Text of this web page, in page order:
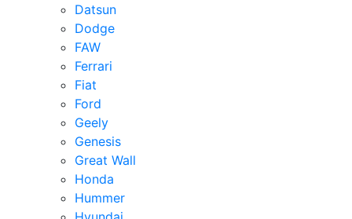
Datsun
Dodge
FAW
Ferrari
Fiat
Ford
Geely
Genesis
Great Wall
Honda
Hummer